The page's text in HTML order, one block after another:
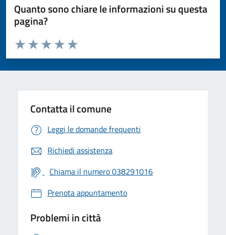
Quanto sono chiare le informazioni su questa
pagina?
Valuta da 1 a 5 stelle la pagina
Valuta 5 stelle su 5
Valuta 4 stelle su 5
Valuta 3 stelle su 5
Valuta 2 stelle su 5
Valuta 1 stelle su 5
Contatta il comune
Leggi le domande frequenti
Richiedi assistenza
Chiama il numero 038291016
Prenota appuntamento
Problemi in città